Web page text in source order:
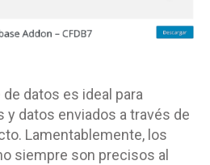
datos es ideal para
datos enviados a través de
Lamentablemente, los
siempre son precisos al